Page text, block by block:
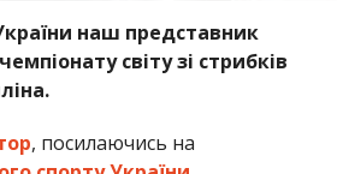
наш представник
світу зі стрибків
, посилаючись на